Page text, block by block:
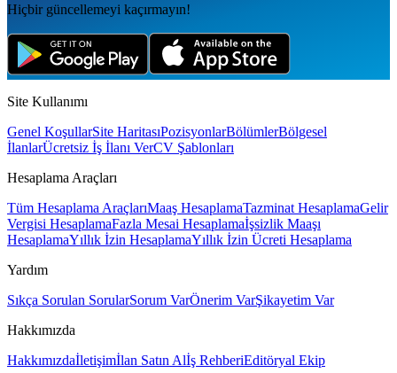
Hiçbir güncellemeyi kaçırmayın!
Site Kullanımı
Genel KoşullarSite HaritasıPozisyonlarBölümlerBölgesel
İlanlarÜcretsiz İş İlanı VerCV Şablonları
Hesaplama Araçları
Tüm Hesaplama AraçlarıMaaş HesaplamaTazminat HesaplamaGelir
Vergisi HesaplamaFazla Mesai Hesaplamaİşsizlik Maaşı
HesaplamaYıllık İzin HesaplamaYıllık İzin Ücreti Hesaplama
Yardım
Sıkça Sorulan SorularSorum VarÖnerim VarŞikayetim Var
Hakkımızda
Hakkımızdaİletişimİlan Satın Alİş RehberiEditöryal Ekip